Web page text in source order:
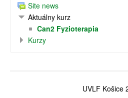
Site news
Aktuálny kurz
Can2 Fyzioterapia
Kurzy
UVLF Košice